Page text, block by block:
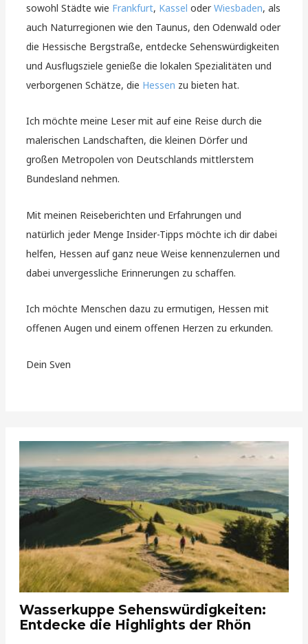
sowohl Städte wie Frankfurt, Kassel oderWiesbaden, als
auch Naturregionen wie den Taunus, den Odenwald oder
die Hessische Bergstraße, entdecke Sehenswürdigkeiten
und Ausflugsziele genieße die lokalen Spezialitäten und
verborgenen Schätze, die Hessen zu bieten hat.
Ich möchte meine Leser mit auf eine Reise durch die
malerischen Landschaften, die kleinen Dörfer und
großen Metropolen von Deutschlands mittlerstem
Bundesland nehmen.
Mit meinen Reiseberichten und Erfahrungen und
natürlich jeder Menge Insider-Tipps möchte ich dir dabei
helfen, Hessen auf ganz neue Weise kennenzulernen und
dabei unvergessliche Erinnerungen zu schaffen.
Ich möchte Menschen dazu zu ermutigen, Hessen mit
offenen Augen und einem offenen Herzen zu erkunden.
Dein Sven
Wasserkuppe Sehenswürdigkeiten:
Entdecke die Highlights der Rhön